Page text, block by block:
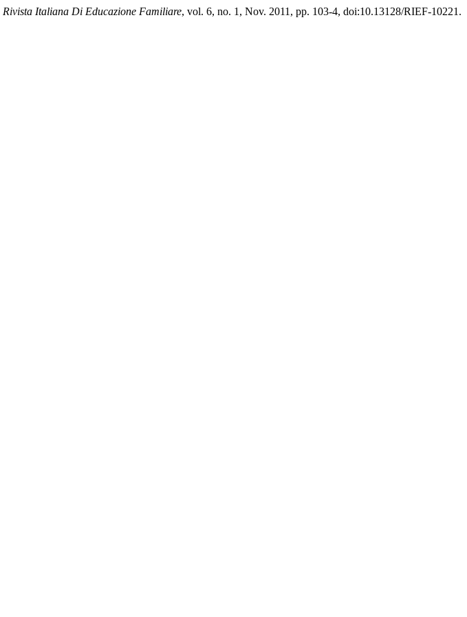
Rivista Italiana Di Educazione Familiare, vol. 6, no. 1, Nov. 2011, pp. 103-4, doi:10.13128/RIEF-10221.